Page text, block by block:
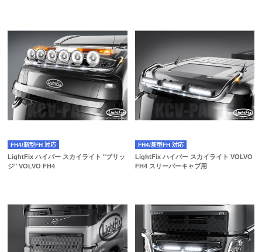
FH4/新型FH 対応
LightFix ハイバー スカイライト "ブリッ
ジ" VOLVO FH4
FH4/新型FH 対応
LightFix ハイバー スカイライト VOLVO
FH4 スリーパーキャブ用